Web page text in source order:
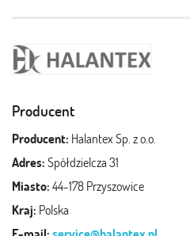
Producent
Producent: Halantex Sp. z o.o.
Adres:Spółdzielcza 31
Miasto:44-178 Przyszowice
Kraj: Polska